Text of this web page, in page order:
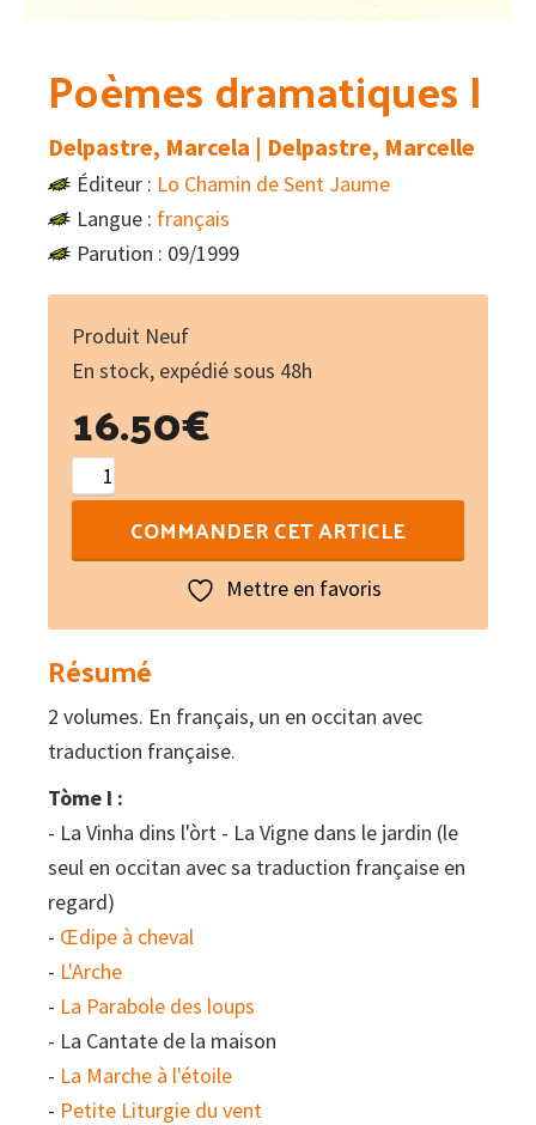
Poèmes dramatiques I
Delpastre, Marcela | Delpastre, Marcelle
Éditeur : Lo Chamin de Sent Jaume
Langue : français
Parution : 09/1999
Produit Neuf
En stock, expédié sous 48h
16.50€
quantité
de
PoèmesCOMMANDER CET ARTICLE
Mettre en favoris
Résumé
2 volumes. En français, un en occitan avec
traduction française.
Tòme I :
- La Vinha dins l'òrt - La Vigne dans le jardin (le
seul en occitan avec sa traduction française en
regard)
- Œdipe à cheval
- L'Arche
- La Parabole des loups
- La Cantate de la maison
- La Marche à l'étoile
- Petite Liturgie du vent